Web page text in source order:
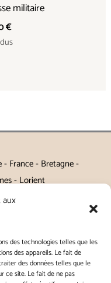
aux
des technologies telles que les
des appareils. Le fait de
des données telles que le
ce site. Le fait de ne pas
militaire
€
France - Bretagne -
- Lorient
Art de la table
de vente|Conditions